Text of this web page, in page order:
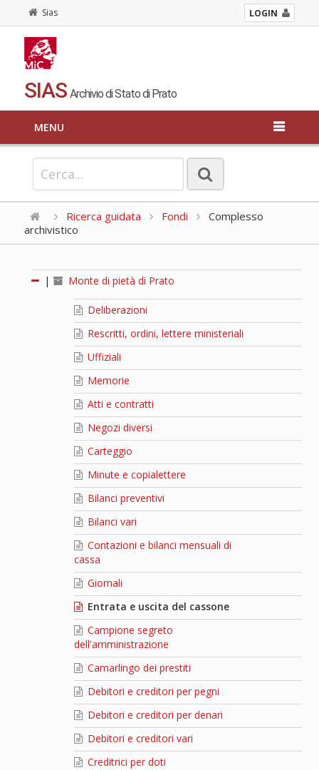
Sias LOGIN
SIAS Archivio di Stato di Prato
MENU
Ricerca guidata Fondi
Complesso
archivistico
| Monte di pietà di Prato
Deliberazioni
Rescritti, ordini, lettere ministeriali
Uffiziali
Memorie
Atti e contratti
Negozi diversi
Carteggio
Minute e copialettere
Bilanci preventivi
Bilanci vari
Contazioni e bilanci mensuali di
cassa
Giornali
Entrata e uscita del cassone
Campione segreto
dell'amministrazione
Camarlingo dei prestiti
Debitori e creditori per pegni
Debitori e creditori per denari
Debitori e creditori vari
Creditrici per doti